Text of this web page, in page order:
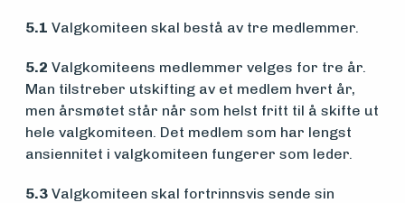
5.1 Valgkomiteen skal bestå av tre medlemmer.
5.2 Valgkomiteens medlemmer velges for tre år.
Man tilstreber utskifting av et medlem hvert år,
men årsmøtet står når som helst fritt til å skifte ut
hele valgkomiteen. Det medlem som har lengst
ansiennitet i valgkomiteen fungerer som leder.
5.3 Valgkomiteen skal fortrinnsvis sende sin